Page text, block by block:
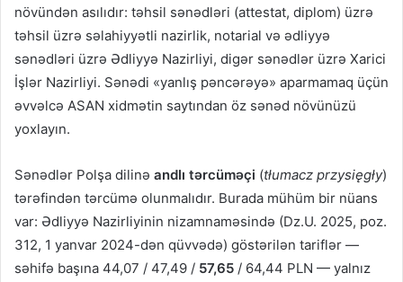
növündən asılıdır: təhsil sənədləri (attestat, diplom) üzrə
təhsil üzrə səlahiyyətli nazirlik, notarial və ədliyyə
sənədləri üzrə Ədliyyə Nazirliyi, digər sənədlər üzrə Xarici
İşlər Nazirliyi. Sənədi «yanlış pəncərəyə» aparmamaq üçün
əvvəlcə ASAN xidmətin saytından öz sənəd növünüzü
yoxlayın.
Sənədlər Polşa dilinə andlı tərcüməçi (tłumacz przysięgły)
tərəfindən tərcümə olunmalıdır. Burada mühüm bir nüans
var: Ədliyyə Nazirliyinin nizamnaməsində (Dz.U. 2025, poz.
312, 1 yanvar 2024-dən qüvvədə) göstərilən tariflər —
səhifə başına 44,07 / 47,49 / 57,65 / 64,44 PLN — yalnız